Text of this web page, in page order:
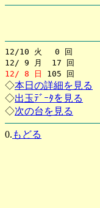
12/10 火 0 回
12/ 9 月 17 回
12/ 8 日
105 回
◇本日の詳細を見る
◇出玉ﾃﾞｰﾀを見る
◇次の台を見る
0. もどる